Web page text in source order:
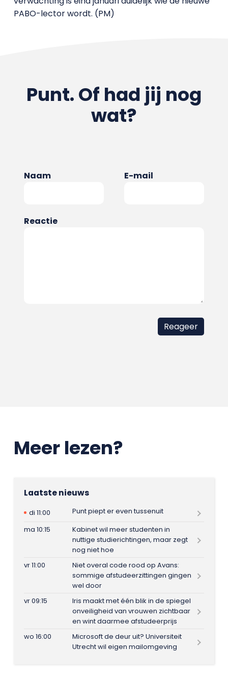
PABO-lector wordt. (PM)
Punt. Of had jij nog
wat?
Naam E-mail
Reactie
Meer lezen?
Laatste nieuws
di 11:00
Punt piept er even tussenuit
ma 10:15
Kabinet wil meer studenten in
nuttige studierichtingen, maar zegt
nog niet hoe
vr 11:00
Niet overal code rood op Avans:
sommige afstudeerzittingen gingen
wel door
vr 09:15
Iris maakt met één blik in de spiegel
onveiligheid van vrouwen zichtbaar
en wint daarmee afstudeerprijs
wo 16:00
Microsoft de deur uit? Universiteit
Utrecht wil eigen mailomgeving